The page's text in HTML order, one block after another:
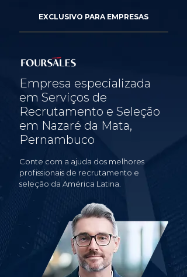
EXCLUSIVO PARA EMPRESAS
Empresa especializada
em Serviços de
Recrutamento e Seleção
em Nazaré da Mata,
Pernambuco
Conte com a ajuda dos melhores
profissionais de recrutamento e
seleção da América Latina.